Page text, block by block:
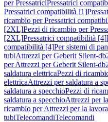
per PressatriciPressatrici
Pressatrici compatibilità [1]
ricambio per Pressatrici
[2XL]Pezzi di ricambio per
[2XL]Pressatrici compatibilità [4]
compatibilità [4]Per sistemi di
tubiAttrezzi per Geberit Silent-
per Attrezzi per Geberit Silent-
saldatura elettricaPezzi di
elettricaAttrezzi per saldatura a
saldatura a specchioPezzi di
saldatura a specchioAttrezzi per
ricambio per Attrezzi per la
tubiTelecomandiTelecomandi